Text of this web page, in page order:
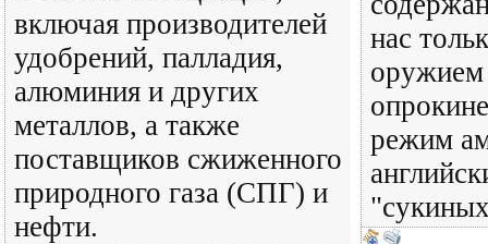
включая производителей
удобрений, палладия,
алюминия и других
металлов, а также
поставщиков сжиженного
природного газа (СПГ) и
нефти.
нас
оружием
режим